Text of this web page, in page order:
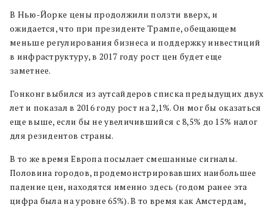
В Нью-Йорке цены продолжили ползти вверх, и
ожидается, что при президенте Трампе, обещающем
меньше регулирования бизнеса и поддержку инвестиций
в инфраструктуру, в 2017 году рост цен будет еще
заметнее.
Гонконг выбился из аутсайдеров списка предыдущих двух
лет и показал в 2016 году рост на 2,1%. Он мог бы оказаться
еще выше, если бы не увеличившийся с 8,5% до 15% налог
для резидентов страны.
В то же время Европа посылает смешанные сигналы.
Половина городов, продемонстрировавших наибольшее
падение цен, находятся именно здесь (годом ранее эта
цифра была на уровне 65%). В то время как Амстердам,